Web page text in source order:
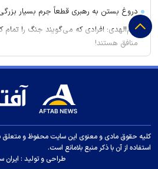
دروغ بستن به رهبری قطعاً جرم بسیار
علم‌الهدی: افرادی که می‌گویند جنگ را
منافق هستند!
امضای توافقنامه مکه؛ دفاع مشترک بین
آمریکا: پوتین ممکن است با یک حمله
پوتین و محمد بن زاید درباره اوضاع منطقه
چه کسی اخبار پرسپولیس را لو می‌دهد؟
کلیه حقوق مادی و معنوی این سایت محفوظ و متعلق
استفاده از آن با ذکر منبع بلامانع است.
طراحی و تولید : ایران